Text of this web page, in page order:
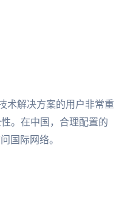
术解决方案的用户非常重
。在中国，合理配置的
国际网络。